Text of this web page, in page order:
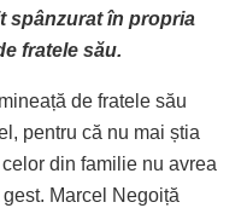
spânzurat în propria
fratele său.
de fratele său
pentru că nu mai știa
din familie nu avrea
Marcel Negoiță